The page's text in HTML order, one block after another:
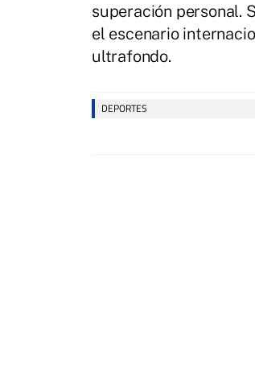
superación personal.
el escenario
ultrafondo.
DEPORTES